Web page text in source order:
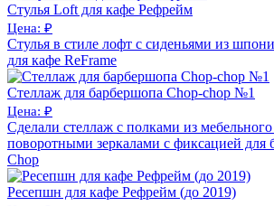
Стулья Loft для кафе Рефрейм
Цена: ₽
Cтулья в стиле лофт с сиденьями из
для кафе ReFrame
Стеллаж для барбершопа Chop-chop №1
Цена: ₽
Сделали стеллаж с полками из
поворотными зеркалами с фиксацией для
Chop
Ресепшн для кафе Рефрейм (до 2019)